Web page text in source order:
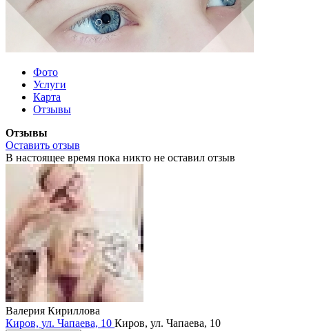
Фото
Услуги
Карта
Отзывы
Отзывы
Оставить отзыв
В настоящее время пока никто не оставил отзыв
Валерия Кириллова
Киров, ул. Чапаева, 10 Киров, ул. Чапаева, 10